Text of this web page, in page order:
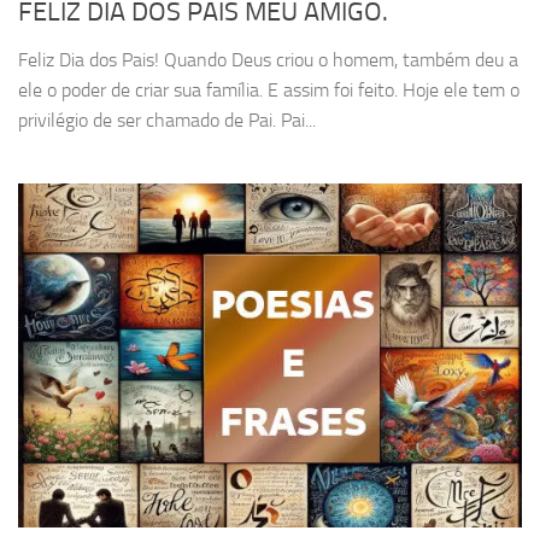
FELIZ DIA DOS PAIS MEU AMIGO.
Feliz Dia dos Pais! Quando Deus criou o homem, também deu a
ele o poder de criar sua família. E assim foi feito. Hoje ele tem o
privilégio de ser chamado de Pai. Pai...